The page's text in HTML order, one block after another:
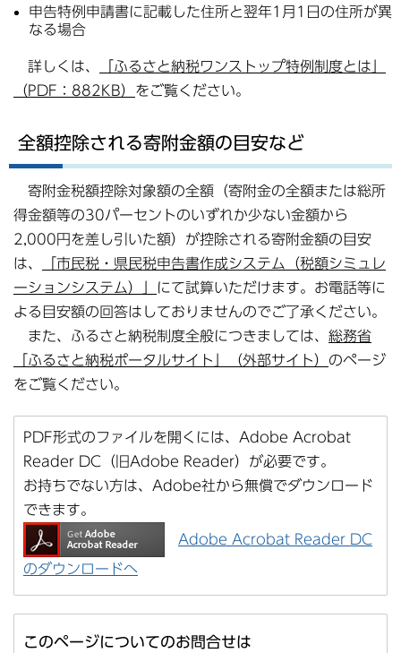
申告特例申請書に記載した住所と翌年1月1日の住所が異
なる場合
詳しくは、
「ふるさと納税ワンストップ特例制度とは」
（PDF：882KB） をご覧ください。
全額控除される寄附金額の目安など
寄附金税額控除対象額の全額（寄附金の全額または総所
得金額等の30パーセントのいずれか少ない金額から
2,000円を差し引いた額）が控除される寄附金額の目安
は、
「市民税・県民税申告書作成システム（税額シミュレ
ーションシステム）」
にて試算いただけます。お電話等に
よる目安額の回答はしておりませんのでご了承ください。
また、ふるさと納税制度全般につきましては、 総務省
「ふるさと納税ポータルサイト」（外部サイト） のページ
をご覧ください。
PDF形式のファイルを開くには、Adobe Acrobat
Reader DC（旧Adobe Reader）が必要です。
お持ちでない方は、Adobe社から無償でダウンロード
できます。
Adobe Acrobat Reader DC
のダウンロードへ
このページについてのお問合せは